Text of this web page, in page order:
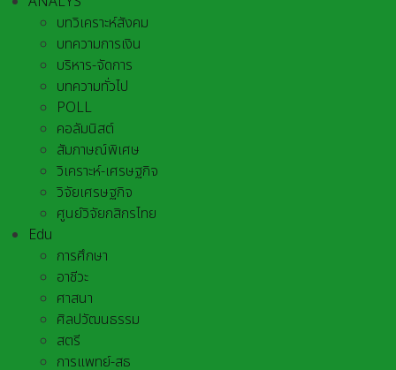
บทวิเคราะห์สังคม
บทความการเงิน
บริหาร-จัดการ
บทความทั่วไป
POLL
คอลัมนิสต์
สัมภาษณ์พิเศษ
วิเคราะห์-เศรษฐกิจ
วิจัยเศรษฐกิจ
ศูนย์วิจัยกสิกรไทย
Edu
การศึกษา
อาชีวะ
ศาสนา
ศิลปวัฒนธรรม
สตรี
การแพทย์-สธ